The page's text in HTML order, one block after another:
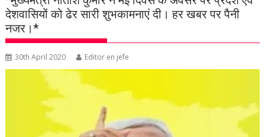
देशवासियों को ढेर सारी शुभकामनाएं दी। हर खबर पर पैनी
नजर।*
30th April 2020 Editor en jefe